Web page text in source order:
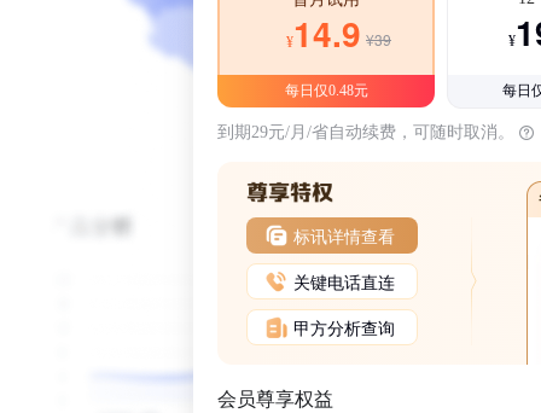
¥14.9 ¥39
每日仅0.48元
¥
每日
到期29元/月/省自动续费，可随时取消。
标讯详情查看
关键电话直连
甲方分析查询
会员尊享权益